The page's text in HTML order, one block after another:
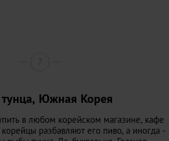
Южная Корея
в любом корейском магазине, кафе
разбавляют его пиво, а иногда -